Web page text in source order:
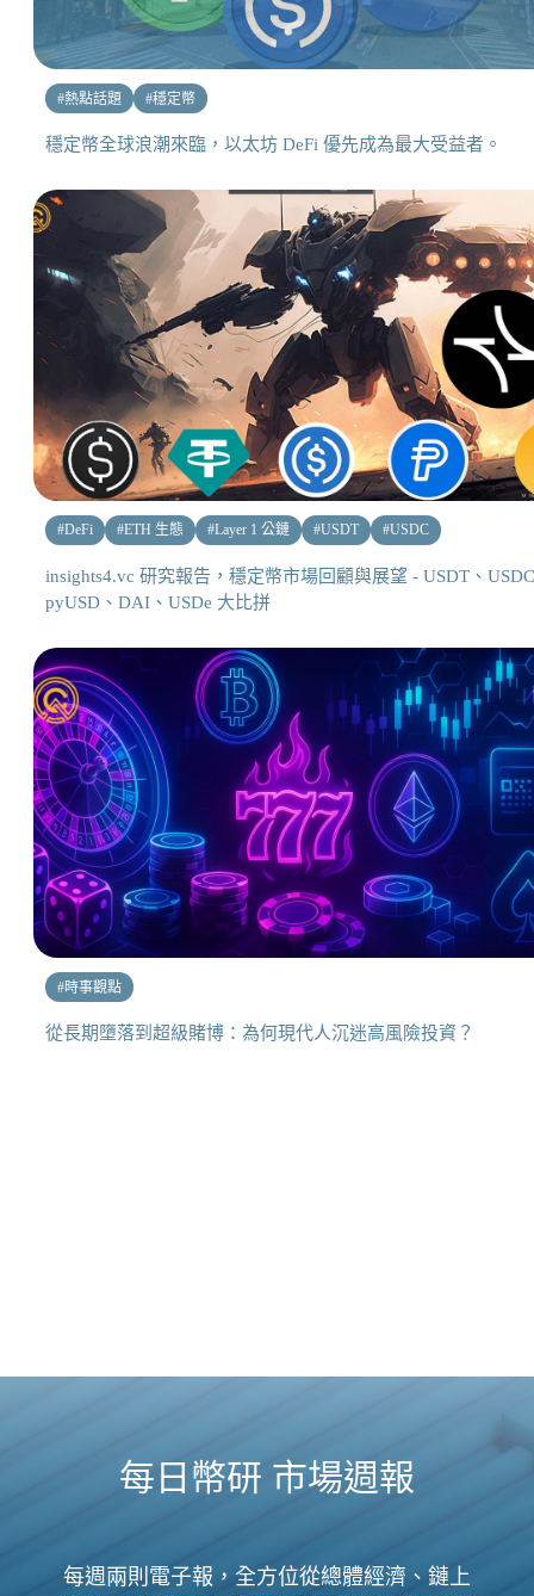
#熱點話題 #穩定幣
穩定幣全球浪潮來臨，以太坊 DeFi 優先成為最大受益者。
#DeFi #ETH 生態 #Layer 1 公鏈 #USDT #USDC
insights4.vc 研究報告，穩定幣市場回顧與展望 - USDT、
pyUSD、DAI、USDe 大比拼
#時事觀點
從長期墮落到超級賭博：為何現代人沉迷高風險投資？
每日幣研 市場週報
每週兩則電子報，全方位從總體經濟、鏈上